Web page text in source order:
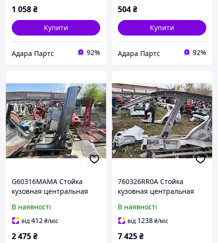
1 058₴
Купити
Адара Партс 92%
504₴
Купити
Адара Партс 92%
G60316MAMA Стойка
кузовная центральная
вмятины от водительской
двери отрезана
В наявності
від412₴/міс
2 475₴
760326RR0A Стойка
кузовная центральная
кузове
В наявності
від 1238₴/міс
7 425₴